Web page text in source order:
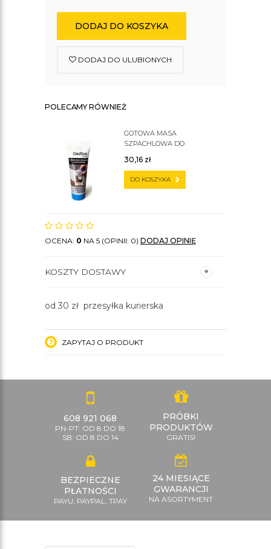
DODAJ DO KOSZYKA
DODAJ DO ULUBIONYCH
POLECAMY RÓWNIEŻ
GOTOWA MASA
SZPACHLOWA DO
30,16 zł
DO KOSZYKA
OCENA: 0 NA 5 (OPINII: 0) DODAJ OPINIĘ
KOSZTY DOSTAWY
od 30 zł przesyłka kurierska
ZAPYTAJ O PRODUKT
608 921 068
PN-PT: OD 8 DO 18
SB: OD 8 DO 14
PRÓBKI
PRODUKTÓW
GRATIS!
BEZPIECZNE
PŁATNOŚCI
PAYU, PAYPAL, TPAY
24 MIESIĄCE
GWARANCJI
NA ASORTYMENT